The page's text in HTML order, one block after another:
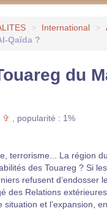
> International >
Qaïda ?
du
✞
popularité : 1%
terrorisme... La région
des Touareg ? Si
refusent d’endosser
des Relations
et l’expansion,